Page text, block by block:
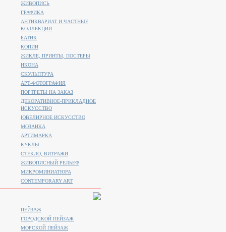
ЖИВОПИСЬ
ГРАФИКА
АНТИКВАРИАТ И ЧАСТНЫЕ
КОЛЛЕКЦИИ
БАТИК
КОПИИ
ЖИКЛЕ, ПРИНТЫ, ПОСТЕРЫ
ИКОНА
СКУЛЬПТУРА
АРТ-ФОТОГРАФИЯ
ПОРТРЕТЫ НА ЗАКАЗ
ДЕКОРАТИВНОЕ-ПРИКЛАДНОЕ
ИСКУССТВО
ЮВЕЛИРНОЕ ИСКУССТВО
МОЗАИКА
АРТИМАРКА
КУКЛЫ
СТЕКЛО, ВИТРАЖИ
ЖИВОПИСНЫЙ РЕЛЬЕФ
МИКРОМИНИАТЮРА
CONTEMPORARY ART
ПЕЙЗАЖ
ГОРОДСКОЙ ПЕЙЗАЖ
МОРСКОЙ ПЕЙЗАЖ